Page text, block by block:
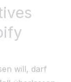
Jobs
EN|DE
will, darf